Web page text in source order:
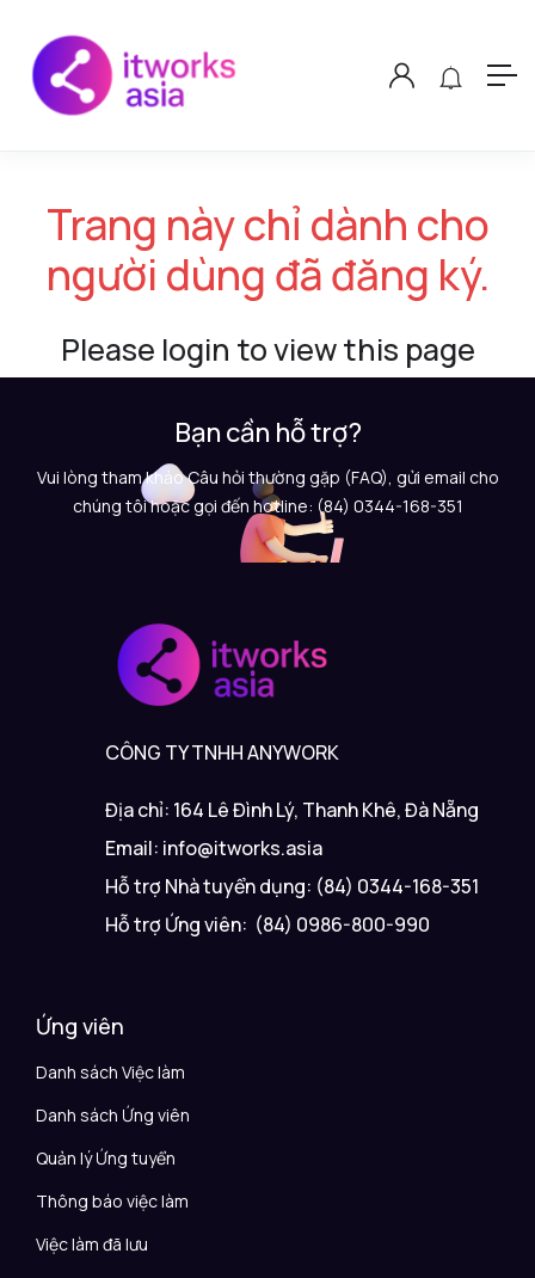
Trang này chỉ dành cho
người dùng đã đăng ký.
Please login to view this page
Bạn cần hỗ trợ?
Vui lòng tham khảo Câu hỏi thường gặp (FAQ), gửi email cho
chúng tôi hoặc gọi đến hotline: (84) 0344-168-351
CÔNG TY TNHH ANYWORK
Địa chỉ: 164 Lê Đình Lý, Thanh Khê, Đà Nẵng
Email: info@itworks.asia
Hỗ trợ Nhà tuyển dụng: (84) 0344-168-351
Hỗ trợ Ứng viên: (84) 0986-800-990
Ứng viên
Danh sách Việc làm
Danh sách Ứng viên
Quản lý Ứng tuyển
Thông báo việc làm
Việc làm đã lưu